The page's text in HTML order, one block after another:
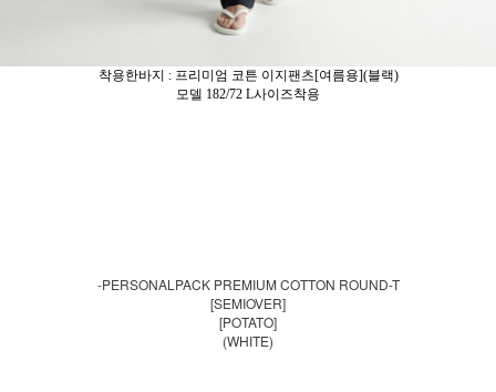
착용한바지 : 프리미엄 코튼 이지팬츠[여름용](블랙)
모델 182/72 L사이즈착용
-PERSONALPACK PREMIUM COTTON ROUND-T
[SEMIOVER]
[POTATO]
(WHITE)